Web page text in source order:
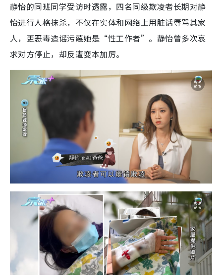
静怡的同班同学受访时透露，四名同级欺凌者长期对静
怡进行人格抹杀，不仅在实体和网络上用脏话辱骂其家
人，更恶毒造谣污蔑她是“性工作者”。静怡曾多次哀
求对方停止，却反遭变本加厉。